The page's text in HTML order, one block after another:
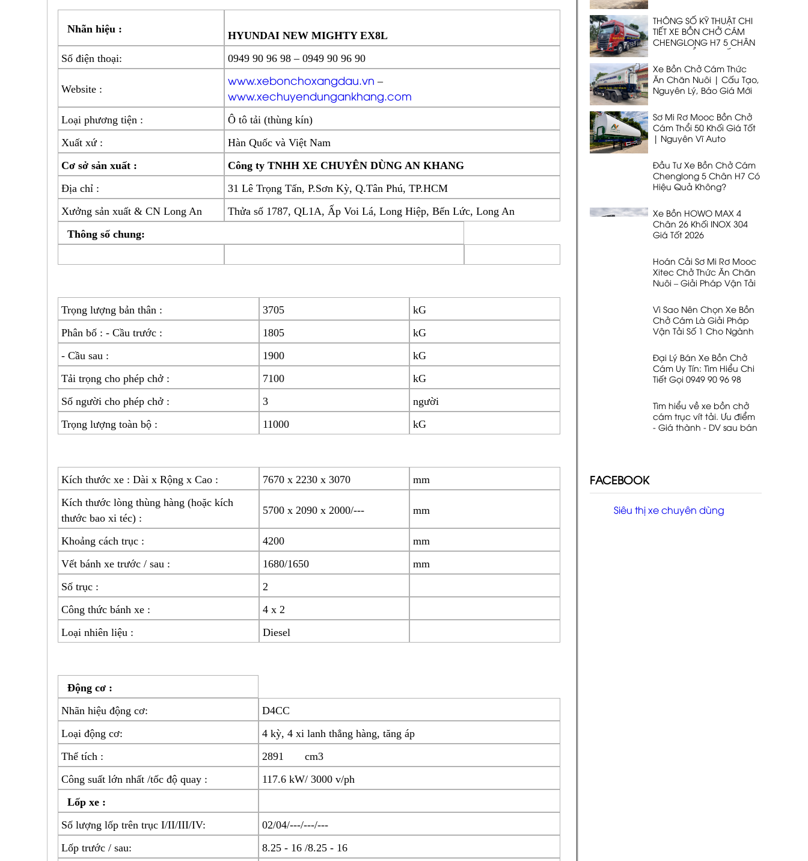
THÔNG SỐ KỸ THUẬT CHI
TIẾT XE BỒN CHỞ CÁM
CHENGLONG H7 5 CHÂN
DẠNG THỔI 33 KHỐI
Xe Bồn Chở Cám Thức
Ăn Chăn Nuôi | Cấu Tạo,
Nguyên Lý, Báo Giá Mới
Sơ Mi Rơ Mooc Bồn Chở
Cám Thổi 50 Khối Giá Tốt
| Nguyên Vĩ Auto
Đầu Tư Xe Bồn Chở Cám
Chenglong 5 Chân H7 Có
Hiệu Quả Không?
Xe Bồn HOWO MAX 4
Chân 26 Khối INOX 304
Giá Tốt 2026
Hoán Cải Sơ Mi Rơ Mooc
Xitec Chở Thức Ăn Chăn
Nuôi – Giải Pháp Vận Tải
Vì Sao Nên Chọn Xe Bồn
Chở Cám Là Giải Pháp
Vận Tải Số 1 Cho Ngành
Đại Lý Bán Xe Bồn Chở
Cám Uy Tín: Tìm Hiểu Chi
Tiết Gọi 0949 90 96 98
Tìm hiểu về xe bồn chở
cám trục vít tải. Ưu điểm
- Giá thành - DV sau bán
FACEBOOK
Siêu thị xe chuyên dùng
Nhãn hiệu :
HYUNDAI NEW MIGHTY EX8L
Số điện thoại:
0949 90 96 98 – 0949 90 96 90
Website :
www.xebonchoxangdau.vn –
www.xechuyendungankhang.com
Loại phương tiện :
Ô tô tải (thùng kín)
Xuất xứ :
Hàn Quốc và Việt Nam
Cơ sở sản xuất :
Công ty TNHHXE CHUYÊN DÙNG AN KHANG
Địa chỉ :
31 Lê Trọng Tấn, P.Sơn Kỳ, Q.Tân Phú, TP.HCM
Xưởng sản xuất & CN Long An
Thửa số 1787, QL1A, Ấp Voi Lá, Long Hiệp, Bến Lức, Long An
Thông số chung:
Trọng lượng bản thân : 3705
kG
Phân bố : - Cầu trước :
1805
kG
- Cầu sau :
1900
kG
Tải trọng cho phép chở :
7100
kG
Số người cho phép chở :
3
người
Trọng lượng toàn bộ :
11000 kG
Kích thước xe : Dài x Rộng x Cao : 7670 x 2230 x 3070
mm
Kích thước lòng thùng hàng (hoặc kích
thước bao xi téc) :
5700 x 2090 x 2000/--- mm
Khoảng cách trục : 4200
mm
Vết bánh xe trước / sau :
1680/1650
mm
Số trục :
2
Công thức bánh xe :
4 x 2
Loại nhiên liệu :
Diesel
Động cơ :
Nhãn hiệu động cơ:
D4CC
Loại động cơ:
4 kỳ, 4 xi lanh thẳng hàng, tăng áp
Thể tích :
2891 cm3
Công suất lớn nhất /tốc độ quay :
117.6 kW/ 3000 v/ph
Lốp xe :
Số lượng lốp trên trục I/II/III/IV:
02/04/---/---/---
Lốp trước / sau:
8.25 - 16 /8.25 - 16